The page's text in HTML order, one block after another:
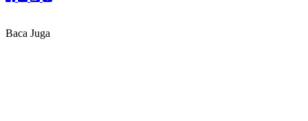
Baca Juga